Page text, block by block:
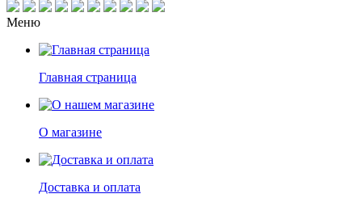
Меню
Главная страница
О магазине
Доставка и оплата